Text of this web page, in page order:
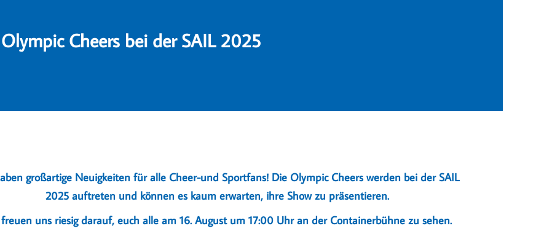
Olympic Cheers bei der SAIL 2025
großartige Neuigkeiten für alle Cheer-und Sportfans! Die Olympic Cheers werden bei der SAIL
2025 auftreten und können es kaum erwarten, ihre Show zu präsentieren.
uns riesig darauf, euch alle am 16. August um 17:00 Uhr an der Containerbühne zu sehen.